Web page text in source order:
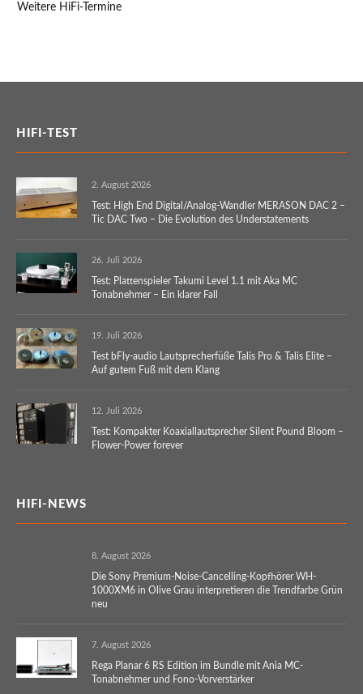
Weitere HiFi-Termine
HIFI-TEST
2. August 2026
Test: High End Digital/Analog-Wandler MERASON DAC 2 –
Tic DAC Two – Die Evolution des Understatements
26. Juli 2026
Test: Plattenspieler Takumi Level 1.1 mit Aka MC
Tonabnehmer – Ein klarer Fall
19. Juli 2026
Test bFly-audio Lautsprecherfüße Talis Pro & Talis Elite –
Auf gutem Fuß mit dem Klang
12. Juli 2026
Test: Kompakter Koaxiallautsprecher Silent Pound Bloom –
Flower-Power forever
HIFI-NEWS
8. August 2026
Die Sony Premium-Noise-Cancelling-Kopfhörer WH-
1000XM6 in Olive Grau interpretieren die Trendfarbe Grün
neu
7. August 2026
Rega Planar 6 RS Edition im Bundle mit Ania MC-
Tonabnehmer und Fono-Vorverstärker